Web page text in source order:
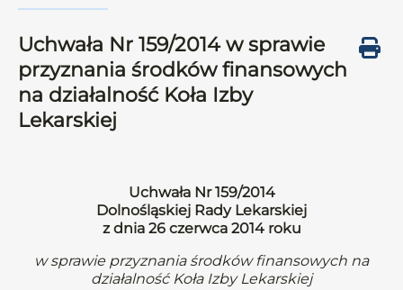
Uchwała Nr 159/2014 w sprawie
przyznania środków finansowych
na działalność Koła Izby
Lekarskiej
Uchwała Nr 159/2014
Dolnośląskiej Rady Lekarskiej
z dnia 26 czerwca 2014 roku
w sprawie przyznania środków finansowych na
działalność Koła Izby Lekarskiej